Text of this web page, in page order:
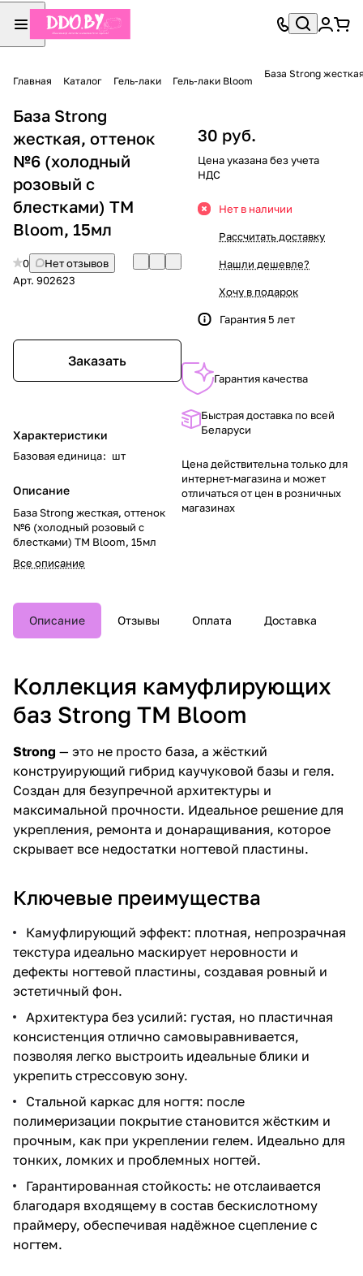
Главная Каталог Гель-лаки Гель-лаки Bloom
База Strong
База Strong
жесткая, оттенок
№6 (холодный
розовый с
блестками) TM
Bloom, 15мл
0
Нет отзывов
Арт. 902623
Заказать
Характеристики
Базовая единица: шт
Описание
База Strong жесткая, оттенок
№6 (холодный розовый с
блестками) TM Bloom, 15мл
Все описание
30 руб.
Цена указана без учета
НДС
Нет в наличии
Рассчитать доставку
Нашли дешевле?
Хочу в подарок
Гарантия 5 лет
Гарантия качества
Быстрая доставка по всей
Беларуси
Цена действительна только для
интернет-магазина и может
отличаться от цен в розничных
магазинах
Описание Отзывы Оплата Доставка
Коллекция камуфлирующих
баз Strong TM Bloom
Strong — это не просто база, а жёсткий
конструирующий гибрид каучуковой базы и геля.
Создан для безупречной архитектуры и
максимальной прочности. Идеальное решение для
укрепления, ремонта и донаращивания, которое
скрывает все недостатки ногтевой пластины.
Ключевые преимущества
Камуфлирующий эффект: плотная, непрозрачная
текстура идеально маскирует неровности и
дефекты ногтевой пластины, создавая ровный и
эстетичный фон.
Архитектура без усилий: густая, но пластичная
консистенция отлично самовыравнивается,
позволяя легко выстроить идеальные блики и
укрепить стрессовую зону.
Стальной каркас для ногтя: после
полимеризации покрытие становится жёстким и
прочным, как при укреплении гелем. Идеально для
тонких, ломких и проблемных ногтей.
Гарантированная стойкость: не отслаивается
благодаря входящему в состав бескислотному
праймеру, обеспечивая надёжное сцепление с
ногтем.